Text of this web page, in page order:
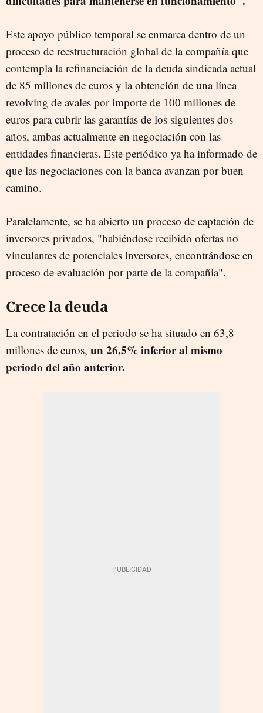
Este apoyo público temporal se enmarca dentro de un
proceso de reestructuración global de la compañía que
contempla la refinanciación de la deuda sindicada actual
de 85 millones de euros y la obtención de una línea
revolving de avales por importe de 100 millones de
euros para cubrir las garantías de los siguientes dos
años, ambas actualmente en negociación con las
entidades financieras. Este periódico ya ha informado de
que las negociaciones con la banca avanzan por buen
camino.
Paralelamente, se ha abierto un proceso de captación de
inversores privados, "habiéndose recibido ofertas no
vinculantes de potenciales inversores, encontrándose en
proceso de evaluación por parte de la compañia".
Crece la deuda
La contratación en el periodo se ha situado en 63,8
millones de euros, un 26,5% inferior al mismo
periodo del año anterior.